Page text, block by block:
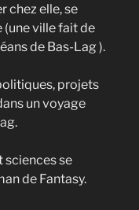
chez elle, se
ville fait de
de Bas-Lag ).
projets
un voyage
sciences se
de Fantasy.